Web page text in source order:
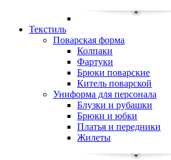
Текстиль
Поварская форма
Колпаки
Фартуки
Брюки поварские
Китель поварской
Униформа для персонала
Блузки и рубашки
Брюки и юбки
Платья и передники
Жилеты